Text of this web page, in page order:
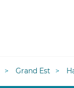
Grand Est